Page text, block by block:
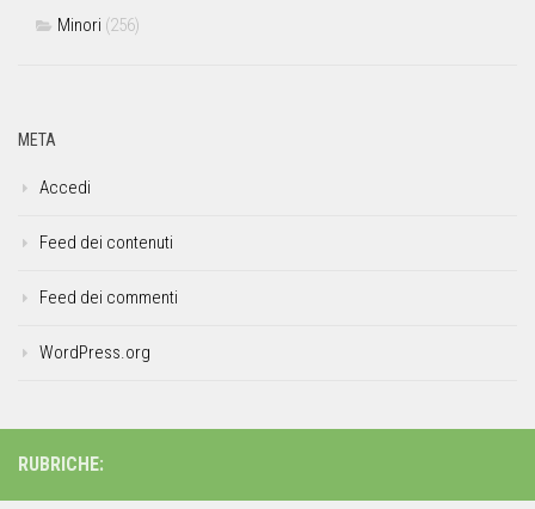
Minori (256)
META
Accedi
Feed dei contenuti
Feed dei commenti
WordPress.org
RUBRICHE: